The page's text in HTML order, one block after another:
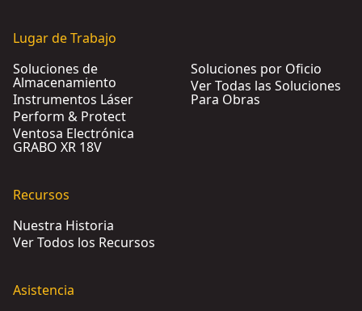
Lugar de Trabajo
Soluciones de
Almacenamiento
Instrumentos Láser
Perform & Protect
Ventosa Electrónica
GRABO XR 18V
Soluciones por Oficio
Ver Todas las Soluciones
Para Obras
Recursos
Nuestra Historia
Ver Todos los Recursos
Asistencia